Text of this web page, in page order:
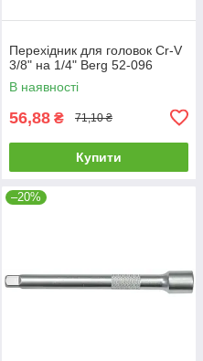
Перехідник для головок Cr-V
3/8" на 1/4" Berg 52-096
В наявності
56,88 ₴ 71,10 ₴
Купити
–20%